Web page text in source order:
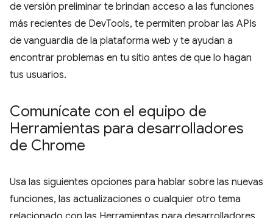
de versión preliminar te brindan acceso a las funciones
más recientes de DevTools, te permiten probar las APIs
de vanguardia de la plataforma web y te ayudan a
encontrar problemas en tu sitio antes de que lo hagan
tus usuarios.
Comunícate con el equipo de
Herramientas para desarrolladores
de Chrome
Usa las siguientes opciones para hablar sobre las nuevas
funciones, las actualizaciones o cualquier otro tema